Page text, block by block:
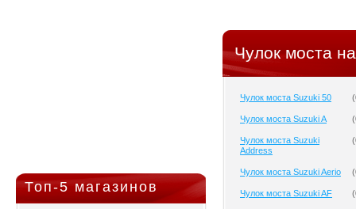
Топ-5 магазинов
Чулок моста
Чулок моста Suzuki 50 (
Чулок моста Suzuki A (
Чулок моста Suzuki
Address
(
Чулок моста Suzuki Aerio (
Чулок моста Suzuki AF (